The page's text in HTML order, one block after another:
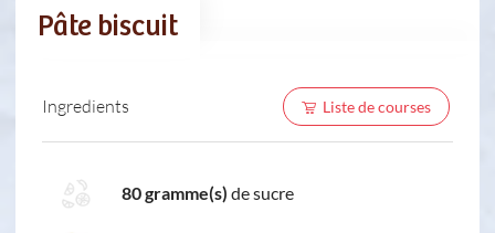
Pâte biscuit
Ingredients Liste de courses
80 gramme(s) de sucre